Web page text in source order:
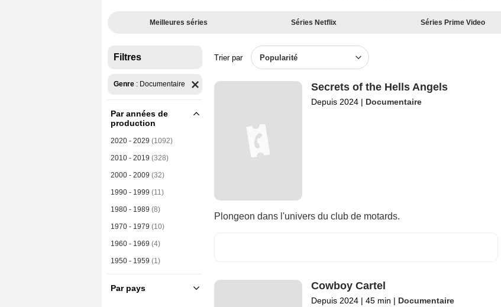
Meilleures séries Séries Netflix Séries Prime Video
Filtres
Genre : Documentaire
Par années de
production
2020 - 2029 (1092)
2010 - 2019 (328)
2000 - 2009 (32)
1990 - 1999 (11)
1980 - 1989 (8)
1970 - 1979 (10)
1960 - 1969 (4)
1950 - 1959 (1)
Par pays
Trier par Popularité
Secrets of the Hells Angels
Depuis 2024 | Documentaire
Plongeon dans l'univers du club de motards.
Cowboy Cartel
Depuis 2024 | 45 min | Documentaire